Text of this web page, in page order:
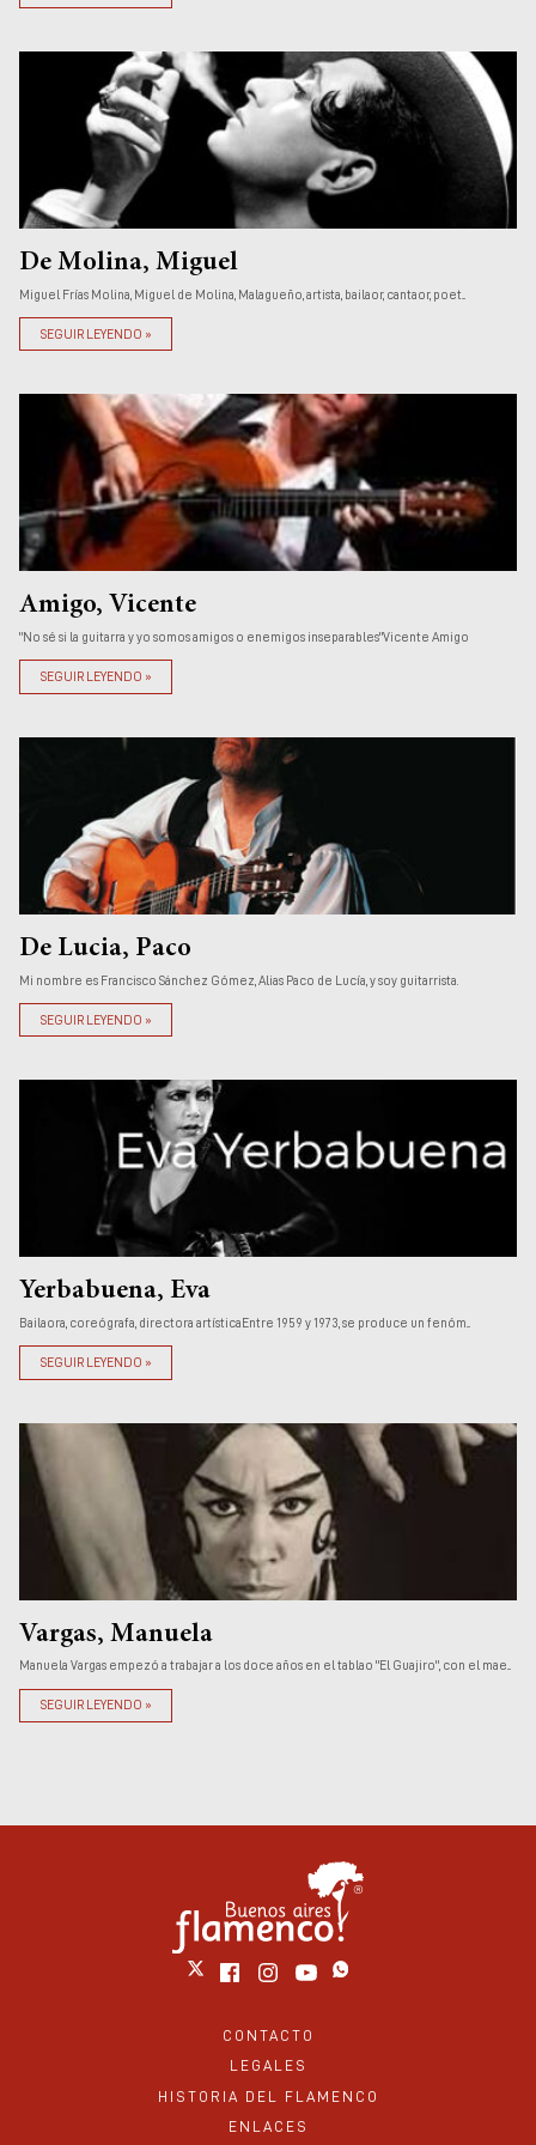
De Molina, Miguel
Miguel Frías Molina, Miguel de Molina, Malagueño, artista, bailaor, cantaor, poet...
SEGUIR LEYENDO »
Amigo, Vicente
"No sé si la guitarra y yo somos amigos o enemigos inseparables"Vicente Amigo
SEGUIR LEYENDO »
De Lucia, Paco
Mi nombre es Francisco Sánchez Gómez, Alias Paco de Lucía, y soy guitarrista.
SEGUIR LEYENDO »
Yerbabuena, Eva
Bailaora, coreógrafa, directora artísticaEntre 1959 y 1973, se produce un fenóm...
SEGUIR LEYENDO »
Vargas, Manuela
Manuela Vargas empezó a trabajar a los doce años en el tablao "El Guajiro", con el mae...
SEGUIR LEYENDO »
CONTACTO
LEGALES
HISTORIA DEL FLAMENCO
ENLACES